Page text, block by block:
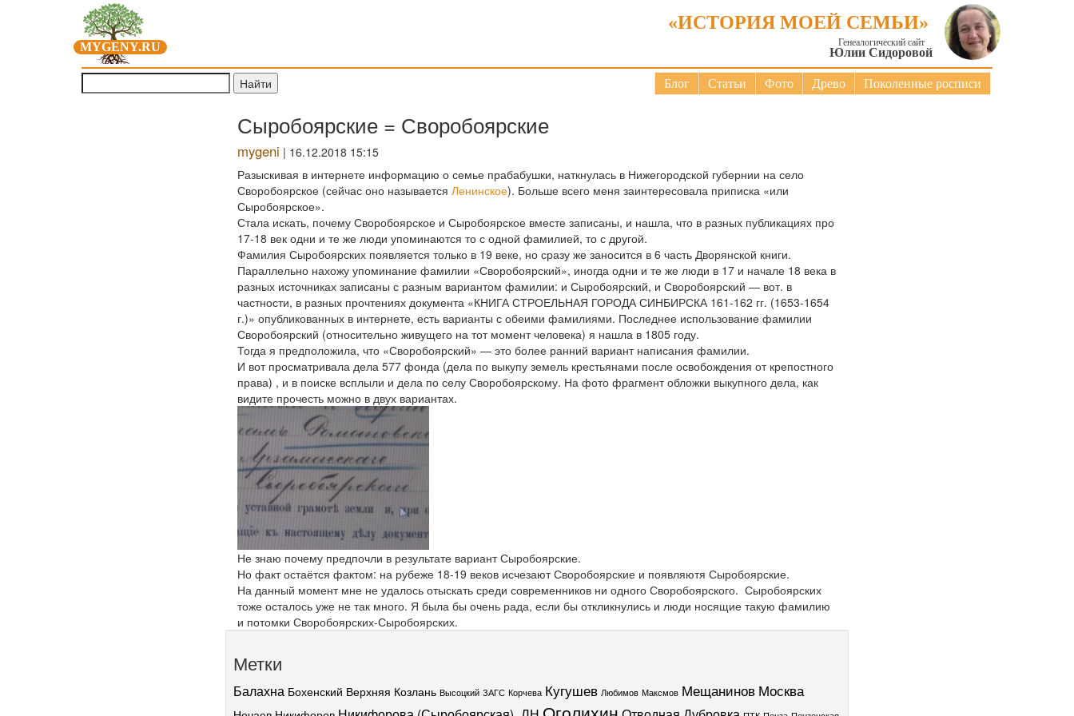
MYGENY.RU
«ИСТОРИЯ МОЕЙ СЕМЬИ»
Генеалогический сайт
Юлии Сидоровой
Поколенные росписи
Древо
Фото
Статьи
Блог
Сыробоярские = Своробоярские
mygeni | 16.12.2018 15:15
Разыскивая в интернете информацию о семье прабабушки, наткнулась в Нижегородской губернии на село
Своробоярское (сейчас оно называется Ленинское). Больше всего меня заинтересовала приписка «или
Сыробоярское».
Стала искать, почему Своробоярское и Сыробоярское вместе записаны, и нашла, что в разных публикациях про
17-18 век одни и те же люди упоминаются то с одной фамилией, то с другой.
Фамилия Сыробоярских появляется только в 19 веке, но сразу же заносится в 6 часть Дворянской книги.
Параллельно нахожу упоминание фамилии «Своробоярский», иногда одни и те же люди в 17 и начале 18 века в
разных источниках записаны с разным вариантом фамилии: и Сыробоярский, и Своробоярский — вот. в
частности, в разных прочтениях документа «КНИГА СТРОЕЛЬНАЯ ГОРОДА СИНБИРСКА 161-162 гг. (1653-1654
г.)» опубликованных в интернете, есть варианты с обеими фамилиями. Последнее использование фамилии
Своробоярский (относительно живущего на тот момент человека) я нашла в 1805 году.
Тогда я предположила, что «Своробоярский» — это более ранний вариант написания фамилии.
И вот просматривала дела 577 фонда (дела по выкупу земель крестьянами после освобождения от крепостного
права) , и в поиске всплыли и дела по селу Своробоярскому. На фото фрагмент обложки выкупного дела, как
видите прочесть можно в двух вариантах.
Не знаю почему предпочли в результате вариант Сыробоярские.
Но факт остаётся фактом: на рубеже 18-19 веков исчезают Своробоярские и появляютя Сыробоярские.
На данный момент мне не удалось отыскать среди современников ни одного Своробоярского. Сыробоярских
тоже осталось уже не так много. Я была бы очень рада, если бы откликнулись и люди носящие такую фамилию
и потомки Своробоярских-Сыробоярских.
Метки
Балахна Бохенский Верхняя Козлань Высоцкий ЗАГС Корчева Кугушев Любимов Максмов Мещанинов Москва